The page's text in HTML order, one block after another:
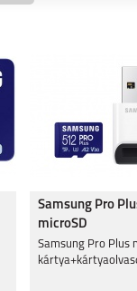
Samsung Pro
microSD
Samsung Pro Plus